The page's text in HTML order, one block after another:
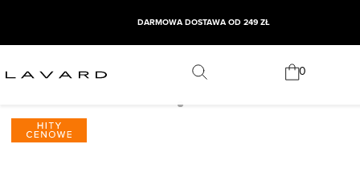
DARMOWA DOSTAWA OD 249 ZŁ
0